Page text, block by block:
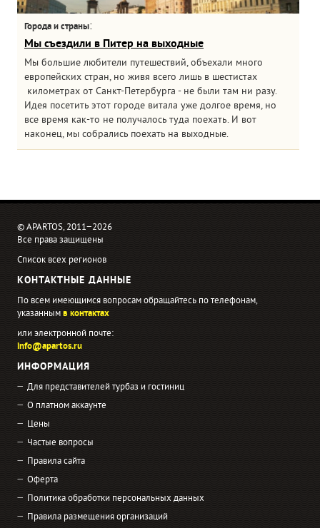
Города и страны:
Мы съездили в Питер на выходные
Мы большие любители путешествий, объехали много
европейских стран, но живя всего лишь в шестистах
километрах от Санкт-Петербурга - не были там ни разу.
Идея посетить этот городе витала уже долгое время, но
все время как-то не получалось туда поехать. И вот
наконец, мы собрались поехать на выходные.
© APARTOS, 2011−2026
Все права защищены
Список всех регионов
КОНТАКТНЫЕ ДАННЫЕ
По всем имеющимся вопросам обращайтесь по телефонам,
указаннымв контактах
или электронной почте:
info@apartos.ru
ИНФОРМАЦИЯ
Для представителей турбаз и гостиниц
О платном аккаунте
Цены
Частые вопросы
Правила сайта
Оферта
Политика обработки персональных данных
Правила размещения организаций